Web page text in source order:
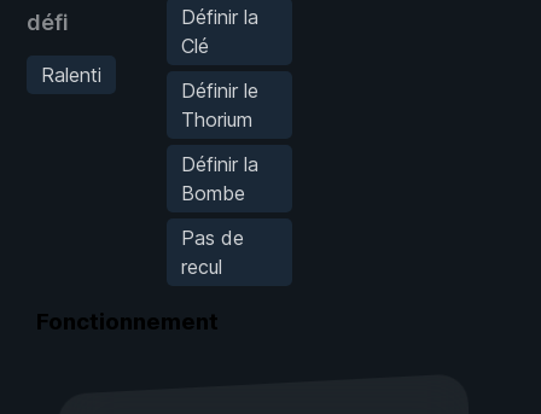
défi
Ralenti
Définir la
Clé
Définir le
Thorium
Définir la
Bombe
Pas de
recul
Fonctionnement